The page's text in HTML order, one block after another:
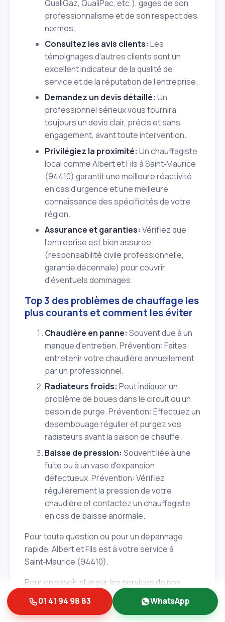
QualiGaz, QualiPac, etc.), gages de son
professionnalisme et de son respect des
normes.
Consultez les avis clients: Les
témoignages d'autres clients sont un
excellent indicateur de la qualité de
service et de la réputation de l'entreprise.
Demandez un devis détaillé: Un
professionnel sérieux vous fournira
toujours un devis clair, précis et sans
engagement, avant toute intervention.
Privilégiez la proximité: Un chauffagiste
local comme Albert et Fils à Saint‑Maurice
(94410) garantit une meilleure réactivité
en cas d'urgence et une meilleure
connaissance des spécificités de votre
région.
Assurance et garanties: Vérifiez que
l'entreprise est bien assurée
(responsabilité civile professionnelle,
garantie décennale) pour couvrir
d'éventuels dommages.
Top 3 des problèmes de chauffage les
plus courants et comment les éviter
Chaudière en panne: Souvent due à un
manque d'entretien.Prévention: Faites
entretenir votre chaudière annuellement
par un professionnel.
Radiateurs froids: Peut indiquer un
problème de boues dans le circuit ou un
besoin de purge.Prévention: Effectuez un
désembouage régulier et purgez vos
radiateurs avant la saison de chauffe.
Baisse de pression: Souvent liée à une
fuite ou à un vase d'expansion
défectueux.Prévention: Vérifiez
régulièrement la pression de votre
chaudière et contactez un chauffagiste
en cas de baisse anormale.
Pour toute question ou pour un dépannage
rapide, Albert et Fils est à votre service à
Saint‑Maurice (94410).
Pour en savoir plus sur les services de nos
partenaires, consultez Albert et Fils.
01 41 94 98 83 WhatsApp